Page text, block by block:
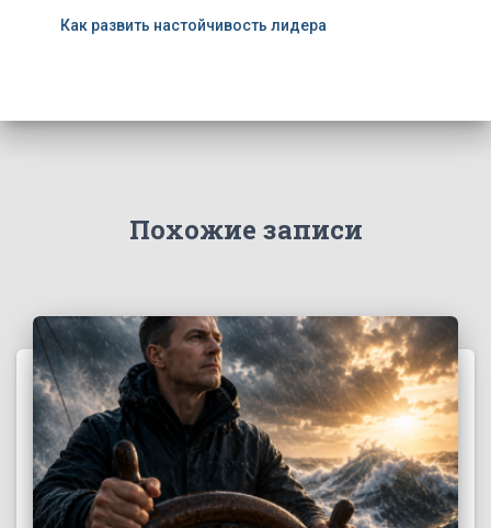
Как развить настойчивость лидера
Похожие записи